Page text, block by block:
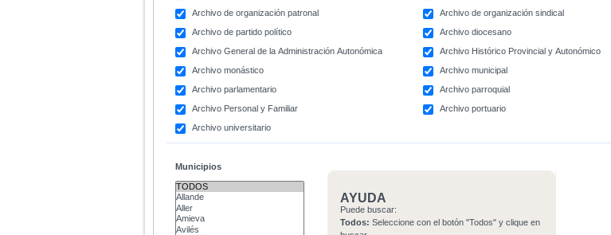
Archivo de organización patronal
Archivo de organización sindical
Archivo de partido político
Archivo diocesano
Archivo General de la Administración Autonómica
Archivo Histórico Provincial y Autonómico
Archivo monástico
Archivo municipal
Archivo parlamentario
Archivo parroquial
Archivo Personal y Familiar
Archivo portuario
Archivo universitario
Municipios
AYUDA
Puede buscar:
Todos: Seleccione con el botón "Todos" y clique en